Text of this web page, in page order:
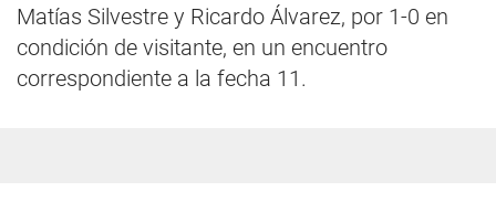
Matías Silvestre y Ricardo Álvarez, por 1-0 en
condición de visitante, en un encuentro
correspondiente a la fecha 11.